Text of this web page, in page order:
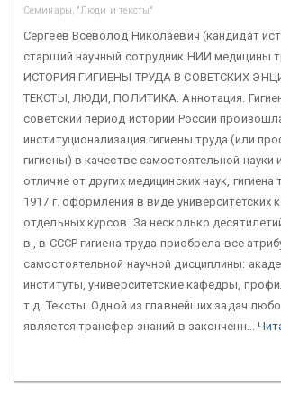
Семинары, "Люди и тексты"
Сергеев Всеволод Николаевич (кандидат
старший научный сотрудник НИИ медицины
ИСТОРИЯ ГИГИЕНЫ ТРУДА В СОВЕТСКИХ
ТЕКСТЫ, ЛЮДИ, ПОЛИТИКА. Аннотация.
советский период истории России
институционализация гигиены труда (или
гигиены) в качестве самостоятельной науки
отличие от других медицинских наук,
1917 г. оформления в виде университетских
отдельных курсов. За несколько
в., в СССР гигиена труда приобрела все
самостоятельной научной дисциплины:
институты, университетские кафедры,
т.д. Тексты. Одной из главнейших задач
является трансфер знаний в законченн...